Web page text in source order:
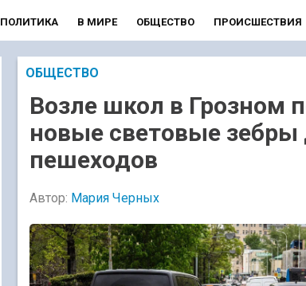
ПОЛИТИКА В МИРЕ ОБЩЕСТВО ПРОИСШЕСТВИЯ
ОБЩЕСТВО
Возле школ в Грозном
новые световые зебры
пешеходов
Автор: Мария Черных